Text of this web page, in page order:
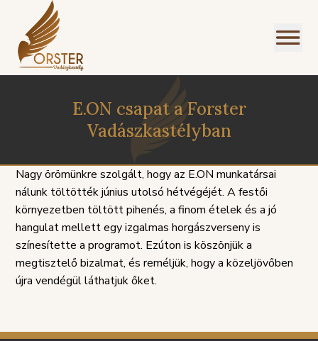
E.ON csapat a Forster
Vadászkastélyban
Nagy örömünkre szolgált, hogy az E.ON munkatársai
nálunk töltötték június utolsó hétvégéjét. A festői
környezetben töltött pihenés, a finom ételek és a jó
hangulat mellett egy izgalmas horgászverseny is
színesítette a programot. Ezúton is köszönjük a
megtisztelő bizalmat, és reméljük, hogy a közeljövőben
újra vendégül láthatjuk őket.